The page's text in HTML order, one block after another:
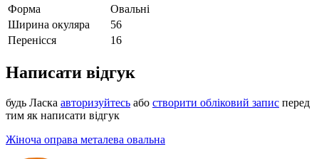
Форма
Овальні
Ширина окуляра
56
Перенісся
16
Написати відгук
будь Ласка авторизуйтесь або створити обліковий запис перед
тим як написати відгук
Жіноча оправа металева овальна